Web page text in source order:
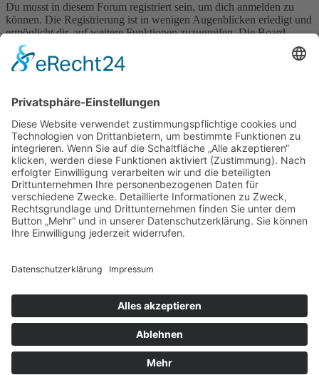
Du musst in diesem Forum registriert sein, um dich anmelden zu
können. Die Registrierung ist in wenigen Augenblicken erledigt und
ermöglicht dir, auf weitere Funktionen zuzugreifen. Die Board-
Administration kann registrierten Benutzern auch zusätzliche
Berechtigungen zuweisen. Beachte bitte unsere
Nutzungsbedingungen und die verwandten Regelungen, bevor du
wenn du dich in diesem Board bewegst.
Nutzungsbedingungen|Datenschutzerklärung
Registrieren
Foren-Übersicht
Alle Zeiten sindUTC+02:00
Alle Cookies löschen
Powered byphpBB® Forum Software © phpBB Limited
Nutzungsbedingungen
Time: 0.022s
| Peak Memory Usage: 10.36 MiB | GZIP: Off